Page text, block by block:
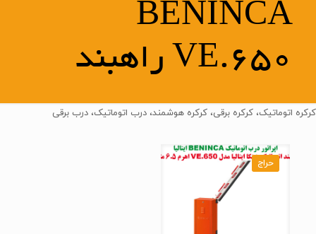
BENINCA
VE.650 راهبند
کرکره اتوماتیک، کرکره برقی، کرکره هوشمند، درب اتوماتیک، درب برقی
حراج